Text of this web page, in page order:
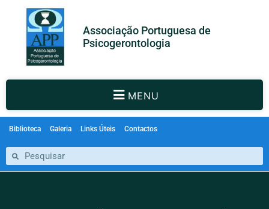
Associação Portuguesa de
Psicogerontologia
MENU
Biblioteca Galeria Links Úteis Contactos